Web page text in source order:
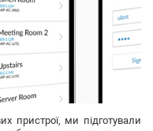
пристрої, ми підготували